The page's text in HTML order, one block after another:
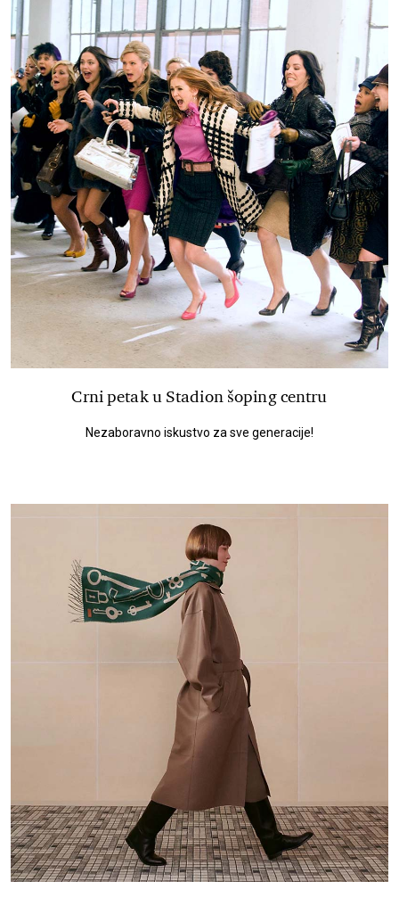
Crni petak u Stadion šoping centru
Nezaboravno iskustvo za sve generacije!